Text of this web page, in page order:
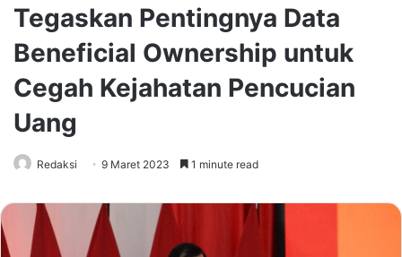
Tegaskan Pentingnya Data
Beneficial Ownership untuk
Cegah Kejahatan Pencucian
Uang
Redaksi 9 Maret 2023 1 minute read